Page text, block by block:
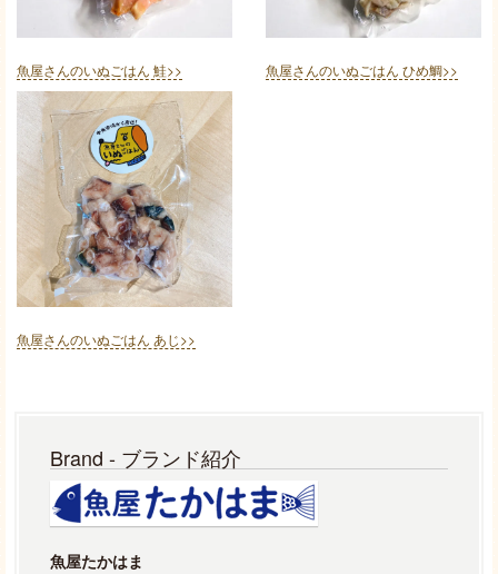
魚屋さんのいぬごはん 鮭>> 魚屋さんのいぬごはん ひめ鯛>>
魚屋さんのいぬごはん あじ>>
Brand - ブランド紹介
魚屋たかはま